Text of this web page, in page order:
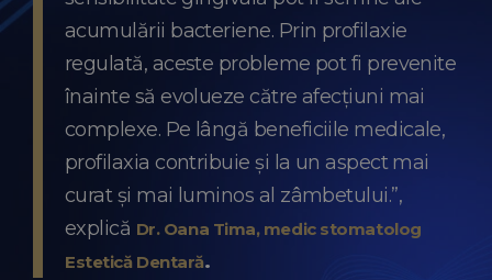
acumulării bacteriene. Prin profilaxie
regulată, aceste probleme pot fi prevenite
înainte să evolueze către afecțiuni mai
complexe. Pe lângă beneficiile medicale,
profilaxia contribuie și la un aspect mai
curat și mai luminos al zâmbetului.”,
explică Dr. Oana Tima, medic stomatolog
Estetică Dentară.